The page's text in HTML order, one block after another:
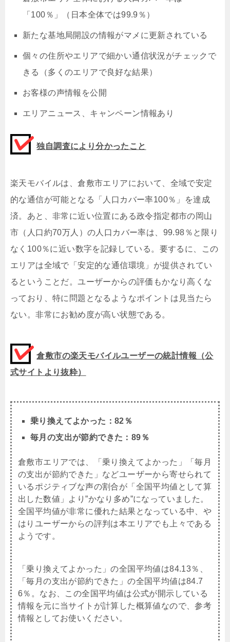
「100％」（日本全体では99.9％）
新たな基地局開設の情報がマメに更新されている
個々の住所やエリアで細かい通信状況がチェックで
きる（多くのエリアで良好な結果）
お客様の声情報を公開
エリアニュース、キャンペーン情報あり
独自調査により分かったこと
楽天モバイルは、倉敷市エリアにおいて、全域で安定
的な通信が可能となる「人口カバー率100％」を達成
済。あと、非常に近い位置にある政令指定都市の岡山
市（人口約70万人）の人口カバー率は、99.98％と限り
なく100％に近い数字を記録している。要するに、この
エリアは全域で「安定的な通信環境」が提供されてい
るということだ。ユーザーからの評価もかなり高くな
っており、特に問題となるようなポイントは見当たら
ない。非常にお勧め度が高い状態である。
倉敷市の楽天モバイルユーザーの統計情報（公
式サイトより抜粋）
乗り換えてよかった：82％
毎月の支出が節約できた：89％
倉敷市エリアでは、「乗り換えてよかった」「毎月
の支出が節約できた」などユーザーから寄せられて
いるポジティブな声の割合が「全国平均値として算
出した数値」より”かなり多め”になっていました。
全国平均値が非常に優れた結果となっている中、や
はりユーザーからの評判は本エリアでも上々である
ようです。
「乗り換えてよかった」の全国平均値は84.13％、
「毎月の支出が節約できた」の全国平均値は84.7
6％。なお、この全国平均値は公式が開示している
情報を元に当サイトが計算した概算値なので、参考
情報としてお使いください。